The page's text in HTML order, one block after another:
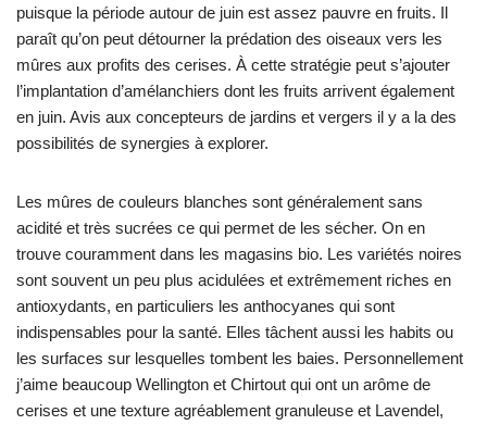
puisque la période autour de juin est assez pauvre en fruits. Il
paraît qu’on peut détourner la prédation des oiseaux vers les
mûres aux profits des cerises. À cette stratégie peut s’ajouter
l’implantation d’amélanchiers dont les fruits arrivent également
en juin. Avis aux concepteurs de jardins et vergers il y a la des
possibilités de synergies à explorer.
Les mûres de couleurs blanches sont généralement sans
acidité et très sucrées ce qui permet de les sécher. On en
trouve couramment dans les magasins bio. Les variétés noires
sont souvent un peu plus acidulées et extrêmement riches en
antioxydants, en particuliers les anthocyanes qui sont
indispensables pour la santé. Elles tâchent aussi les habits ou
les surfaces sur lesquelles tombent les baies. Personnellement
j’aime beaucoup Wellington et Chirtout qui ont un arôme de
cerises et une texture agréablement granuleuse et Lavendel,